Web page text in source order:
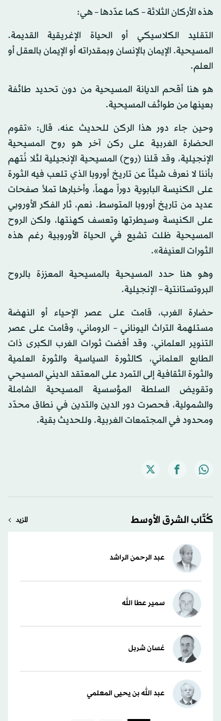
هذه الأركان الثلاثة – كما عدّدها – هي:
التقليد الكلاسيكي أو الحياة الإغريقية القديمة.
المسيحية. الإيمان بالإنسان وبمقدراته أو الإيمان بالعقل أو
العلم.
هو هنا أقحم الديانة المسيحية من دون تحديد طائفة
بعينها من طوائف المسيحية.
وحين جاء دور هذا الركن للحديث عنه، قال: «تقوم
الحضارة الغربية على ركن آخر هو روح المسيحية
الإنجيلية، وقد قلنا (روح) المسيحية الإنجيلية لئلا نُتهم
بأننا لا نعرف شيئاً عن تاريخ أوروبا الذي تلعب فيه الثورة
على الكنيسة البابوية دوراً مهماً، وأخبارها تملأ صفحات
عديد من تاريخ أوروبا المتوسط. نعم، ثار الفكر الأوروبي
على الكنيسة وسيطرتها وتعسف كهنتها، ولكن الروح
المسيحية ظلت تشيع في الحياة الأوروبية رغم هذه
الثورات العنيفة».
وهو هنا حدد المسيحية بالمسيحية المعززة بالروح
البروتستانتية – الإنجيلية.
حضارة الغرب، قامت على عصر الإحياء أو النهضة
مستلهمة التراث اليوناني – الروماني، وقامت على عصر
التنوير العلماني. وقد أفضت ثورات الغرب الكبرى ذات
الطابع العلماني، كالثورة السياسية والثورة العلمية
والثورة الثقافية إلى التمرد على المعتقد الديني المسيحي
وتقويض السلطة المؤسسية المسيحية الشاملة
والشمولية، فحصرت دور الدين والتدين في نطاق محدّد
ومحدود في المجتمعات الغربية. وللحديث بقية.
كُتّاب الشرق الأوسط المزيد
عبد الرحمن الراشد
سمير عطا الله
غسان شربل
عبد الله بن يحيى المعلمي